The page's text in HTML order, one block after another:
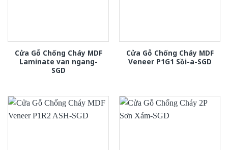
Cửa Gỗ Chống Cháy MDF
Laminate van ngang-
SGD
Cửa Gỗ Chống Cháy MDF
Veneer P1G1 Sồi-a-SGD